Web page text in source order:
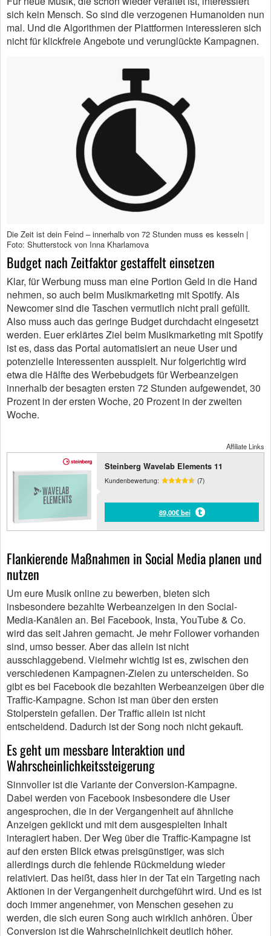
sich kein Mensch. So sind die verzogenen Humanoiden nun
mal. Und die Algorithmen der Plattformen interessieren sich
nicht für klickfreie Angebote und verunglückte Kampagnen.
Die Zeit ist dein Feind – innerhalb von 72 Stunden muss es kesseln |
Foto: Shutterstock von Inna Kharlamova
Budget nach Zeitfaktor gestaffelt einsetzen
Klar, für Werbung muss man eine Portion Geld in die Hand
nehmen, so auch beim Musikmarketing mit Spotify. Als
Newcomer sind die Taschen vermutlich nicht prall gefüllt.
Also muss auch das geringe Budget durchdacht eingesetzt
werden. Euer erklärtes Ziel beim Musikmarketing mit Spotify
ist es, dass das Portal automatisiert an neue User und
potenzielle Interessenten ausspielt. Nur folgerichtig wird
etwa die Hälfte des Werbebudgets für Werbeanzeigen
innerhalb der besagten ersten 72 Stunden aufgewendet, 30
Prozent in der ersten Woche, 20 Prozent in der zweiten
Woche.
Affiliate Links
Steinberg Wavelab Elements 11
Kundenbewertung: (7)
89,00€ bei
Flankierende Maßnahmen in Social Media planen und
nutzen
Um eure Musik online zu bewerben, bieten sich
insbesondere bezahlte Werbeanzeigen in den Social-
Media-Kanälen an. Bei Facebook, Insta, YouTube & Co.
wird das seit Jahren gemacht. Je mehr Follower vorhanden
sind, umso besser. Aber das allein ist nicht
ausschlaggebend. Vielmehr wichtig ist es, zwischen den
verschiedenen Kampagnen-Zielen zu unterscheiden. So
gibt es bei Facebook die bezahlten Werbeanzeigen über die
Traffic-Kampagne. Schon ist man über den ersten
Stolperstein gefallen. Der Traffic allein ist nicht
entscheidend. Dadurch ist der Song noch nicht gekauft.
Es geht um messbare Interaktion und
Wahrscheinlichkeitssteigerung
Sinnvoller ist die Variante der Conversion-Kampagne.
Dabei werden von Facebook insbesondere die User
angesprochen, die in der Vergangenheit auf ähnliche
Anzeigen geklickt und mit dem ausgespielten Inhalt
interagiert haben. Der Weg über die Traffic-Kampagne ist
auf den ersten Blick etwas preisgünstiger, was sich
allerdings durch die fehlende Rückmeldung wieder
relativiert. Das heißt, dass hier in der Tat ein Targeting nach
Aktionen in der Vergangenheit durchgeführt wird. Und es ist
doch immer angenehmer, von Menschen gesehen zu
werden, die sich euren Song auch wirklich anhören. Über
Conversion ist die Wahrscheinlichkeit deutlich höher.